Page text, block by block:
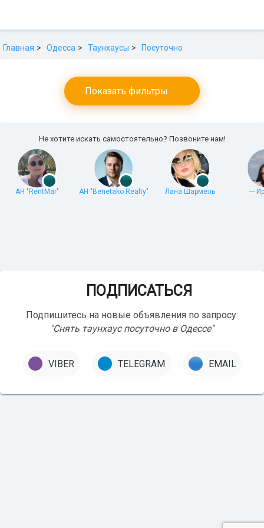
Главная Одесса Таунхаусы Посуточно
Показать фильтры
Не хотите искать самостоятельно? Позвоните нам!
АН "RentMar" АН "Benetako Realty" Лана Шармель ---
ПОДПИСАТЬСЯ
Подпишитесь на новые объявления по запросу:
"Снять таунхаус посуточно в Одессе"
VIBER TELEGRAM EMAIL